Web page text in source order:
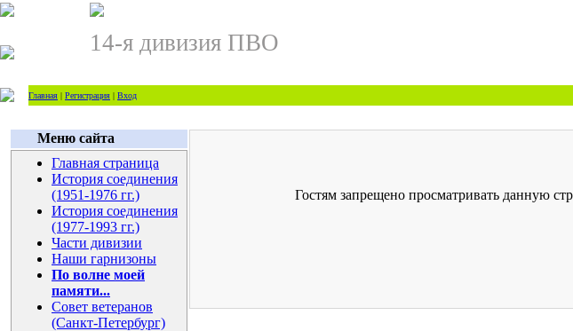
14-я дивизия ПВО
Главная | Регистрация | Вход
Меню сайта
Главная страница
История соединения
(1951-1976 гг.)
История соединения
(1977-1993 гг.)
Части дивизии
Наши гарнизоны
По волне моей
памяти...
Совет ветеранов
(Санкт-Петербург)
Гостям запрещено просматривать данную